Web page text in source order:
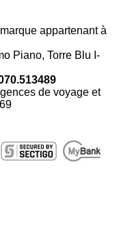
appartenant à
Piano, Torre Blu I-
de voyage et